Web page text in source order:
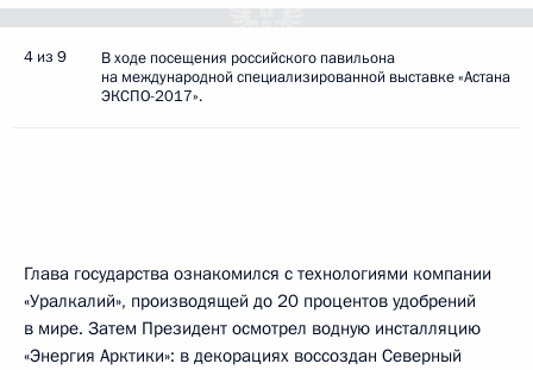
4 из 9
В ходе посещения российского павильона
на международной специализированной выставке «Астана
ЭКСПО-2017».
Глава государства ознакомился с технологиями компании
«Уралкалий», производящей до 20 процентов удобрений
в мире. Затем Президент осмотрел водную инсталляцию
«Энергия Арктики»: в декорациях воссоздан Северный